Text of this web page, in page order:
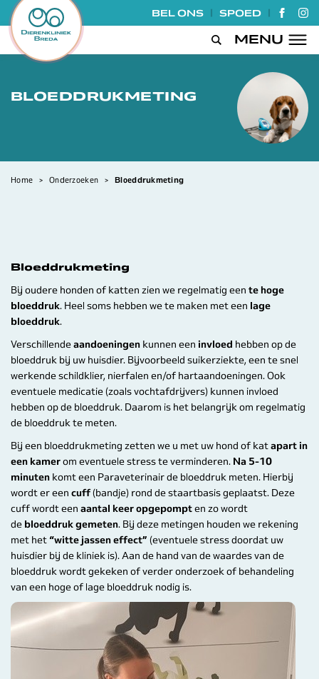
BEL ONS | SPOED | GAGA
MENU
Open de
BLOEDDRUKMETING
Home > Onderzoeken > Bloeddrukmeting
Bloeddrukmeting
Bij oudere honden of katten zien we regelmatig een te hoge
bloeddruk. Heel soms hebben we te maken met een lage
bloeddruk.
Verschillendeaandoeningen kunnen een invloed hebben op de
bloeddruk bij uw huisdier. Bijvoorbeeld suikerziekte, een te snel
werkende schildklier, nierfalen en/of hartaandoeningen. Ook
eventuele medicatie (zoals vochtafdrijvers) kunnen invloed
hebben op de bloeddruk. Daarom is het belangrijk om regelmatig
de bloeddruk te meten.
Bij een bloeddrukmeting zetten we u met uw hond of katapart in
een kamerom eventuele stress te verminderen. Na 5-10
minuten komt een Paraveterinair de bloeddruk meten. Hierbij
wordt er een cuff(bandje) rond de staartbasis geplaatst. Deze
cuff wordt een aantal keer opgepompten zo wordt
de bloeddruk gemeten. Bij deze metingen houden we rekening
met het “witte jassen effect” (eventuele stress doordat uw
huisdier bij de kliniek is). Aan de hand van de waardes van de
bloeddruk wordt gekeken of verder onderzoek of behandeling
van een hoge of lage bloeddruk nodig is.